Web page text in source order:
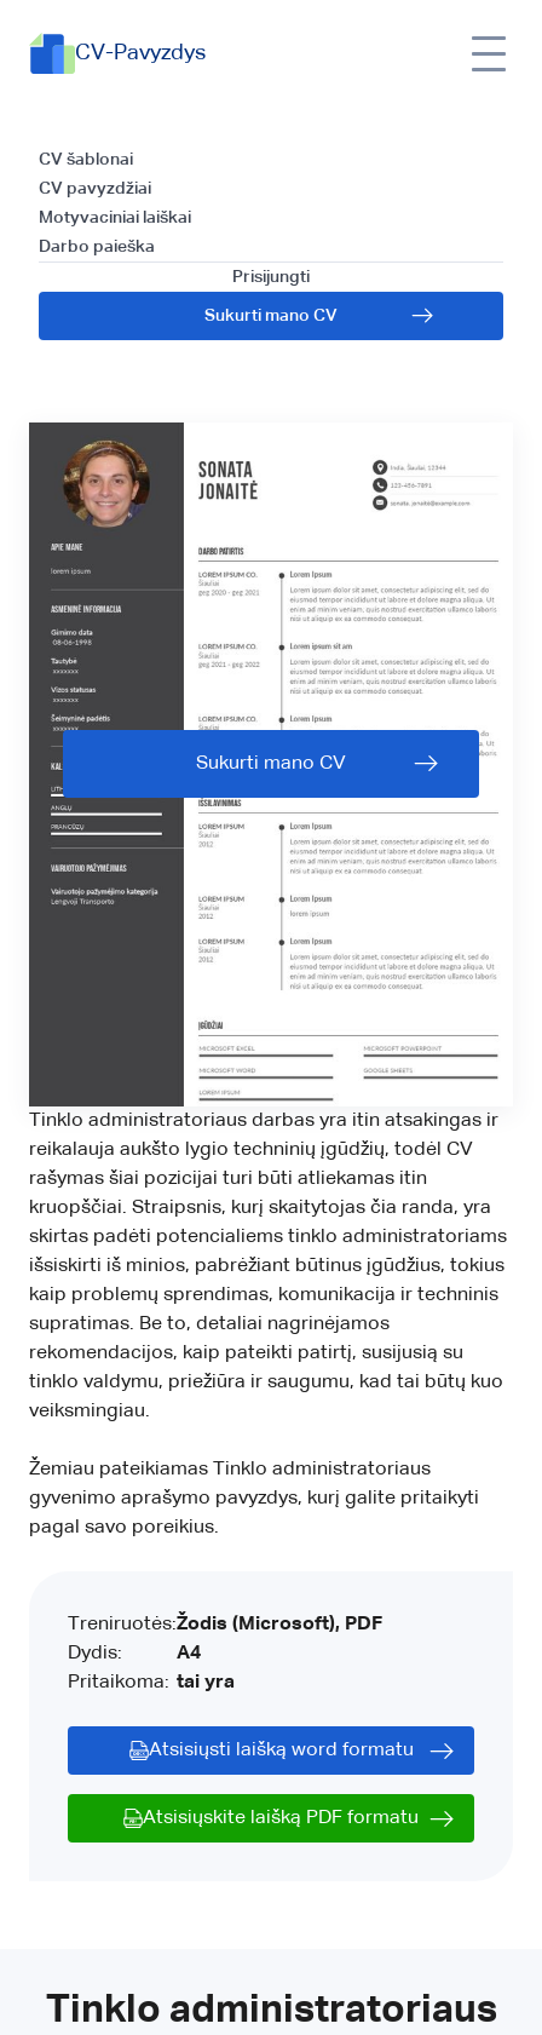
CV-Pavyzdys
CV šablonai
CV pavyzdžiai
Motyvaciniai laiškai
Darbo paieška
Prisijungti
Sukurti mano CV
Gidas: kaip sukurti
efektyvų CV Tinklo
administratoriaus
pozicijai
Sukurti mano CV
Tinklo administratoriaus darbas yra itin atsakingas ir
reikalauja aukšto lygio techninių įgūdžių, todėl CV
rašymas šiai pozicijai turi būti atliekamas itin
kruopščiai. Straipsnis, kurį skaitytojas čia randa, yra
skirtas padėti potencialiems tinklo administratoriams
išsiskirti iš minios, pabrėžiant būtinus įgūdžius, tokius
kaip problemų sprendimas, komunikacija ir techninis
supratimas. Be to, detaliai nagrinėjamos
rekomendacijos, kaip pateikti patirtį, susijusią su
tinklo valdymu, priežiūra ir saugumu, kad tai būtų kuo
veiksmingiau.
Žemiau pateikiamas Tinklo administratoriaus
gyvenimo aprašymo pavyzdys, kurį galite pritaikyti
pagal savo poreikius.
Treniruotės:
Dydis:
Pritaikoma:
Žodis (Microsoft), PDF
A4
tai yra
Atsisiųsti laišką word formatu
Atsisiųskite laišką PDF formatu
Tinklo administratoriaus